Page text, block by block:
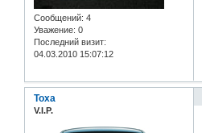
Сообщений: 4
Уважение: 0
Последний визит:
04.03.2010 15:07:12
Toxa
V.I.P.